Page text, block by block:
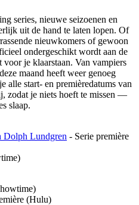
series, nieuwe seizoenen en
uit de hand te laten lopen. Of
nieuwkomers of gewoon
ondergeschikt wordt aan de
je klaarstaan. Van vampiers
maand heeft weer genoeg
start- en premièredatums van
zodat je niets hoeft te missen —
slaap.
Dolph Lundgren - Serie première
(Hulu)